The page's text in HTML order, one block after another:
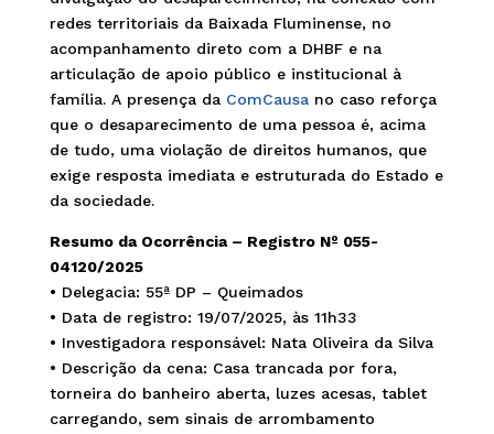
redes territoriais da Baixada Fluminense, no
acompanhamento direto com a DHBF e na
articulação de apoio público e institucional à
família. A presença daComCausano caso reforça
que o desaparecimento de uma pessoa é, acima
de tudo, uma violação de direitos humanos, que
exige resposta imediata e estruturada do Estado e
da sociedade.
Resumo da Ocorrência – Registro Nº 055-
04120/2025
• Delegacia: 55ª DP – Queimados
• Data de registro: 19/07/2025, às 11h33
• Investigadora responsável: Nata Oliveira da Silva
• Descrição da cena: Casa trancada por fora,
torneira do banheiro aberta, luzes acesas, tablet
carregando, sem sinais de arrombamento